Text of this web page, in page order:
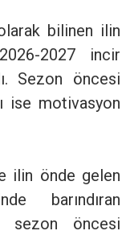
bilinen ilin
2027 incir
Sezon öncesi
ise motivasyon
ilin önde gelen
barındıran
sezon öncesi